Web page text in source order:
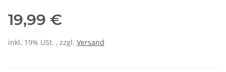
19,99 €
inkl. 19% USt. , zzgl. Versand